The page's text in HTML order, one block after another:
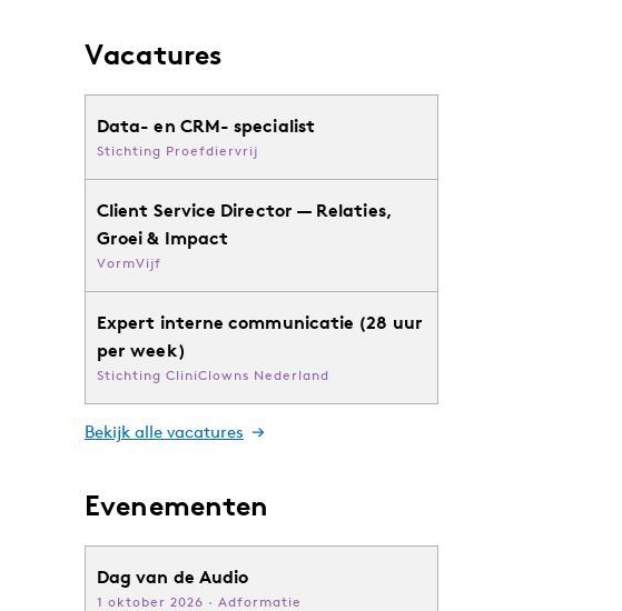
Vacatures
Data- en CRM- specialist
Stichting Proefdiervrij
Client Service Director — Relaties,
Groei & Impact
VormVijf
Expert interne communicatie (28 uur
per week)
Stichting CliniClowns Nederland
Bekijk alle vacatures
Evenementen
Dag van de Audio
1 oktober 2026 · Adformatie